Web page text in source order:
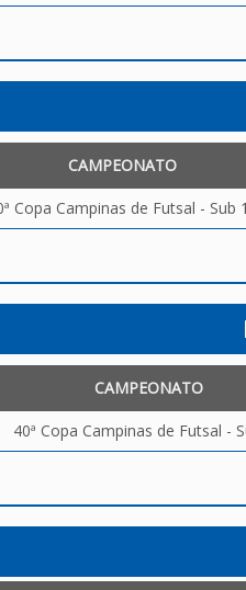
CAMPEONATO
Copa Campinas de Futsal - Sub
CAMPEONATO
40ª Copa Campinas de Futsal -